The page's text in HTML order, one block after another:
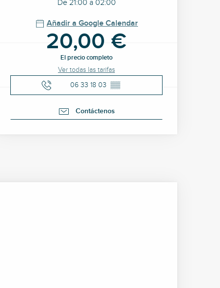
De 21:00 a 02:00
Añadir a Google Calendar
20,00 €
El precio completo
Ver todas las tarifas
06 33 18 03 ▒▒
Contáctenos